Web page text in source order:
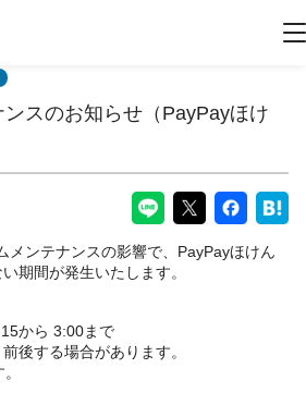
スのお知らせ（PayPayほけ
メンテナンスの影響で、PayPayほけん
期間が発生いたします。
から 3:00まで
後する場合があります。